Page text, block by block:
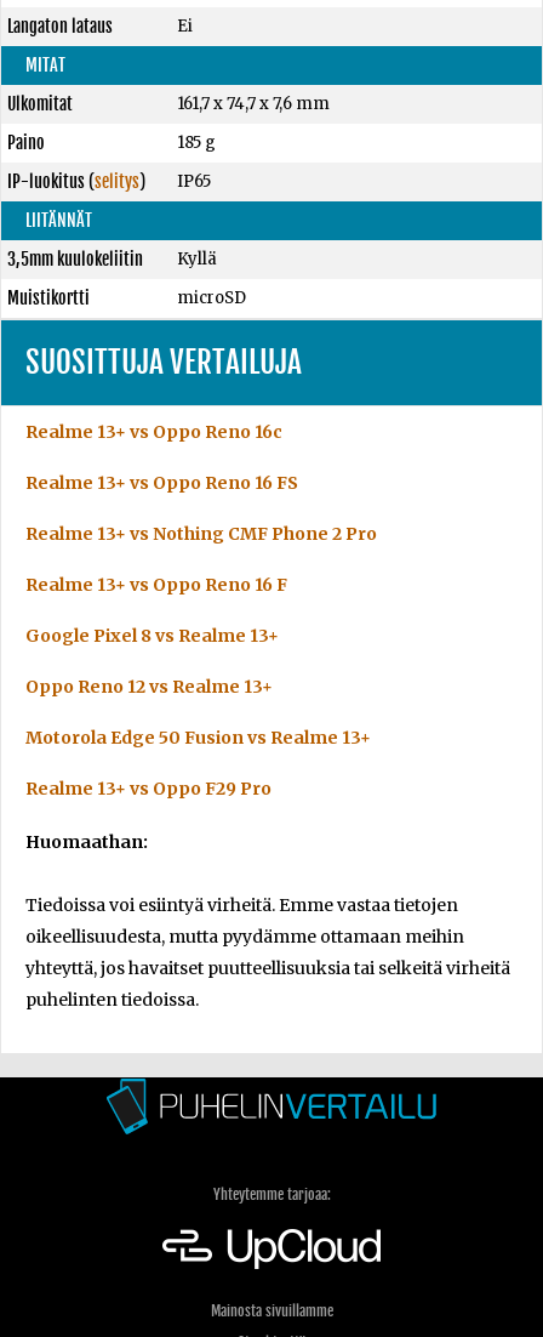
Langaton lataus
Ei
MITAT
Ulkomitat
161,7 x 74,7 x 7,6 mm
Paino
185 g
IP-luokitus(selitys)
IP65
LIITÄNNÄT
3,5mm kuulokeliitin
Kyllä
Muistikortti
microSD
SUOSITTUJA VERTAILUJA
Realme 13+ vs Oppo Reno 16c
Realme 13+ vs Oppo Reno 16 FS
Realme 13+ vs Nothing CMF Phone 2 Pro
Realme 13+ vs Oppo Reno 16 F
Google Pixel 8 vs Realme 13+
Oppo Reno 12 vs Realme 13+
Motorola Edge 50 Fusion vs Realme 13+
Realme 13+ vs Oppo F29 Pro
Huomaathan:
Tiedoissa voi esiintyä virheitä. Emme vastaa tietojen
oikeellisuudesta, mutta pyydämme ottamaan meihin
yhteyttä, jos havaitset puutteellisuuksia tai selkeitä virheitä
puhelinten tiedoissa.
Yhteytemme tarjoaa:
Mainosta sivuillamme